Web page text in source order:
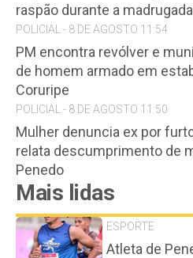
raspão durante a
POLICIAL - 8 DE AGOSTO 11:54
PM encontra revólver e
de homem armado em
Coruripe
POLICIAL - 8 DE AGOSTO 11:50
Mulher denuncia ex por
relata descumprimento de
Penedo
Mais lidas
ESPORTE
Atleta de